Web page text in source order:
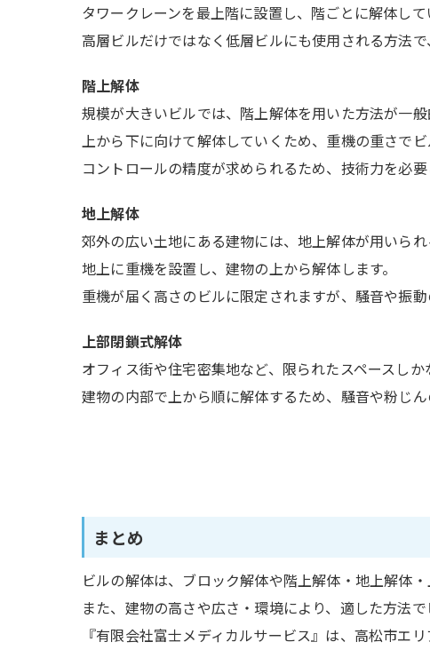
タワークレーンを最上階に設置し、階ごとに解体して
高層ビルだけではなく低層ビルにも使用される方法
階上解体
規模が大きいビルでは、階上解体を用いた方法が一般
上から下に向けて解体していくため、重機の重さで
コントロールの精度が求められるため、技術力を必要
地上解体
郊外の広い土地にある建物には、地上解体が用いられ
地上に重機を設置し、建物の上から解体します。
重機が届く高さのビルに限定されますが、騒音や振動
上部閉鎖式解体
オフィス街や住宅密集地など、限られたスペースし
建物の内部で上から順に解体するため、騒音や粉じん
まとめ
ビルの解体は、ブロック解体や階上解体・地上解体
また、建物の高さや広さ・環境により、適した方法で
『有限会社富士メディカルサービス』は、高松市エ